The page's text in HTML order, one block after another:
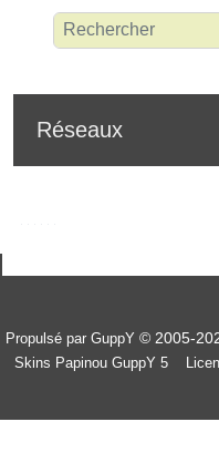
Réseaux
Propulsé par GuppY © 2005-
Skins Papinou GuppY 5